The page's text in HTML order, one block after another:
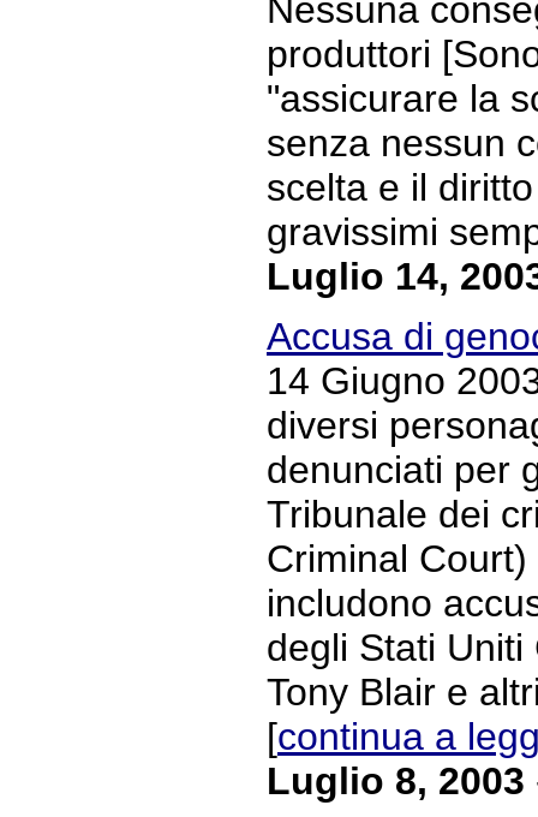
Nessuna
produttori
"assicurare la
senza nessun
scelta e il
gravissimi
Luglio 14,
Accusa di
14 Giugno
diversi
denunciati per
Tribunale dei
Criminal
includono
degli Stati
Tony Blair e
[continua a
Luglio 8, 2003